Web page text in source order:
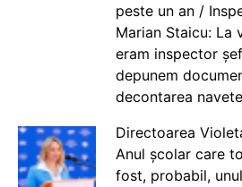
peste un an /
Marian Staicu: La
eram inspector
depunem
decontarea
Directoarea
Anul școlar care
fost, probabil,